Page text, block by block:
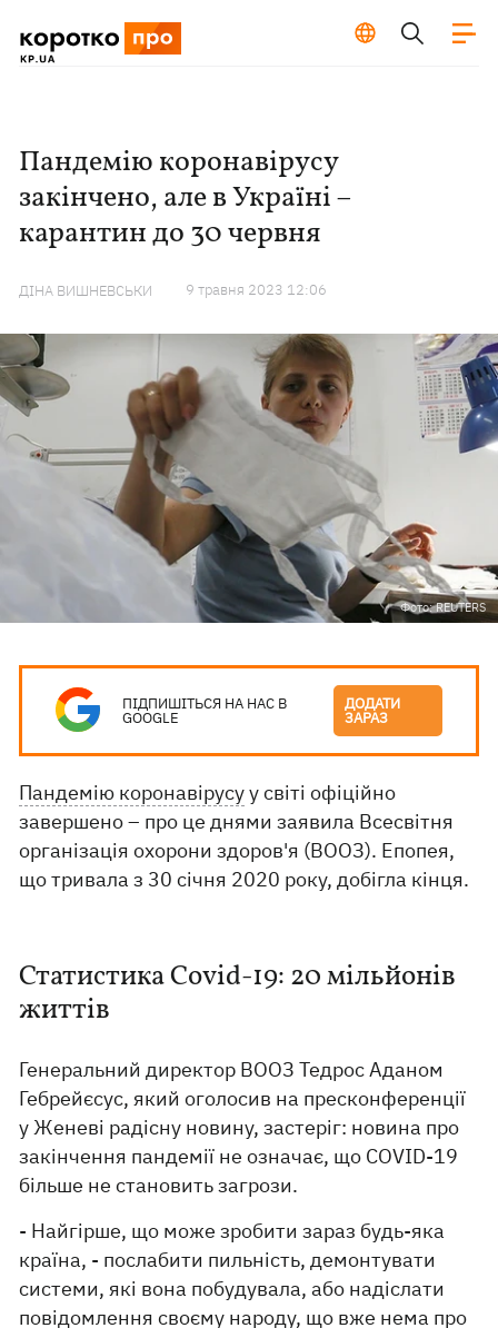
Пандемію коронавірусу
закінчено, але в Україні –
карантин до 30 червня
ДІНА ВИШНЕВСЬКИ 9 травня 2023 12:06
Фото: REUTERS
ПІДПИШІТЬСЯ НА НАС В
GOOGLE
ДОДАТИ
ЗАРАЗ
Пандемію коронавірусуу світі офіційно
завершено – про це днями заявила Всесвітня
організація охорони здоров'я (ВООЗ). Епопея,
що тривала з 30 січня 2020 року, добігла кінця.
Статистика Covid-19: 20 мільйонів
життів
Генеральний директор ВООЗ Тедрос Аданом
Гебрейєсус, який оголосив на пресконференції
у Женеві радісну новину, застеріг: новина про
закінчення пандемії не означає, що COVID-19
більше не становить загрози.
- Найгірше, що може зробити зараз будь-яка
країна, - послабити пильність, демонтувати
системи, які вона побудувала, або надіслати
повідомлення своєму народу, що вже нема про